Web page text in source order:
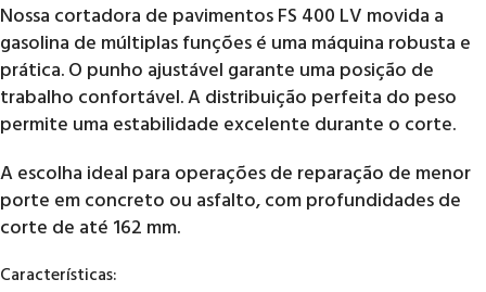
Nossa cortadora de pavimentos FS 400 LV movida a
gasolina de múltiplas funções é uma máquina robusta e
prática. O punho ajustável garante uma posição de
trabalho confortável. A distribuição perfeita do peso
permite uma estabilidade excelente durante o corte.
A escolha ideal para operações de reparação de menor
porte em concreto ou asfalto, com profundidades de
corte de até 162 mm.
Características: